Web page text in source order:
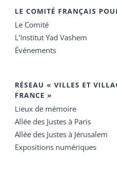
LE COMITÉ FRANÇAIS
Le Comité
L’Institut Yad Vashem
Événements
RÉSEAU « VILLES ET
FRANCE »
Lieux de mémoire
Allée des Justes à Paris
Allée des Justes à Jérusalem
Expositions numériques